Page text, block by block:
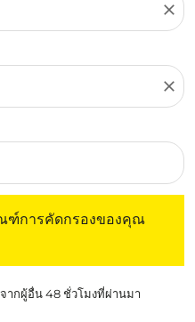
close
close
ฑ์การคัดกรองของคุณ
ากผู้อื่น 48 ชั่วโมงที่ผ่านมา